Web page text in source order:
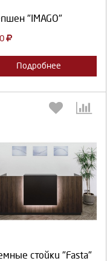
"IMAGO"
Подробнее
стойки "Fasta"
количество: